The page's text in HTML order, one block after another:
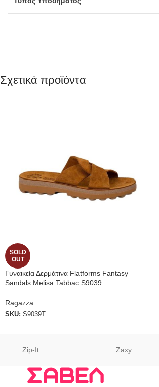
Σχετικά προϊόντα
SOLD
OUT
Γυναικεία Δερμάτινα Flatforms Fantasy
Sandals Melisa Tabbac S9039
Ragazza
SKU: S9039T
Zip-It Zaxy